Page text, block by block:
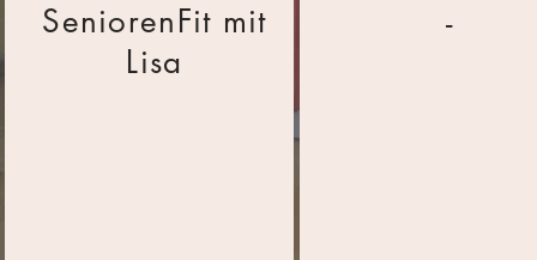
SeniorenFit mit
Lisa
-